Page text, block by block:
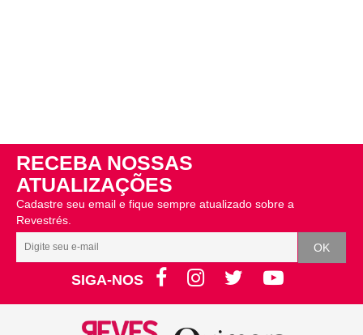
RECEBA NOSSAS
ATUALIZAÇÕES
Cadastre seu email e fique sempre atualizado sobre a
Revestrés.
SIGA-NOS